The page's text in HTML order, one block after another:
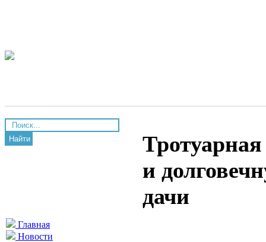
Найти
Главная
Новости
и
дачи